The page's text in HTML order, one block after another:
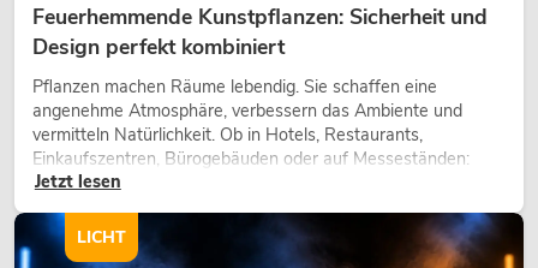
Feuerhemmende Kunstpflanzen: Sicherheit und
Design perfekt kombiniert
Pflanzen machen Räume lebendig. Sie schaffen eine
angenehme Atmosphäre, verbessern das Ambiente und
vermitteln Natürlichkeit. Ob in Hotels, Restaurants,
Einkaufszentren, Bürogebäuden oder auf Messeständen:
eine hochwertige Begrünung gehört heute längst zum
Jetzt lesen
LICHT